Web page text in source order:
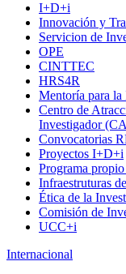
I+D+i
Innovación y
Servicion de
OPE
CINTTEC
HRS4R
Mentoría para
Centro de
Investigador
Convocatorias
Proyectos I+D+i
Programa
Infraestruturas
Ética de la
Comisión de
UCC+i
Internacional